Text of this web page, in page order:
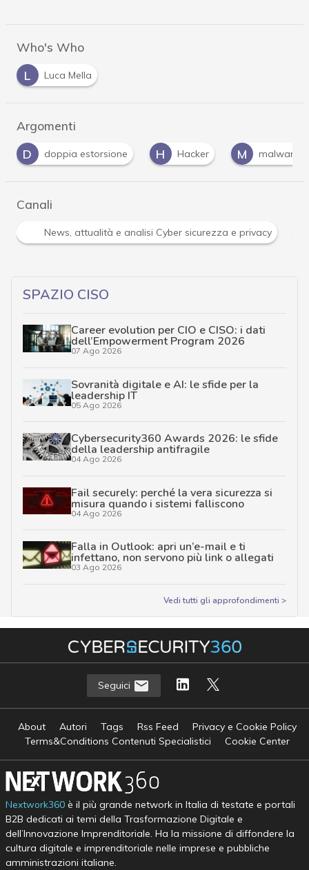
Who's Who
L
Luca Mella
Argomenti
H Hacker M malware R ransomware
Canali
e analisi Cyber sicurezza e privacy R Ransomware
SPAZIO CISO
Career evolution per CIO e CISO: i dati
dell’Empowerment Program 2026
07 Ago 2026
Sovranità digitale e AI: le sfide per la
leadership IT
05 Ago 2026
Cybersecurity360 Awards 2026: le sfide
della leadership antifragile
04 Ago 2026
Fail securely: perché la vera sicurezza si
misura quando i sistemi falliscono
04 Ago 2026
Falla in Outlook: apri un’e-mail e ti
infettano, non servono più link o allegati
03 Ago 2026
Vedi tutti gli approfondimenti >
Seguici
About Autori Tags Rss Feed
Privacy e Cookie Policy
Terms&Conditions Contenuti Specialistici
Cookie Center
Nextwork360è il più grande network in Italia di testate e portali
B2B dedicati ai temi della Trasformazione Digitale e
dell’Innovazione Imprenditoriale. Ha la missione di diffondere la
cultura digitale e imprenditoriale nelle imprese e pubbliche
amministrazioni italiane.